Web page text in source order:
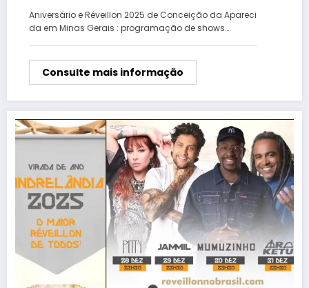
Aniversário e Réveillon 2025 de Conceição da Apareci
da em Minas Gerais : programação de shows…
Consulte mais informação